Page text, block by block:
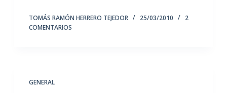
TOMÁS RAMÓN HERRERO TEJEDOR 25/03/2010
2
COMENTARIOS
GENERAL